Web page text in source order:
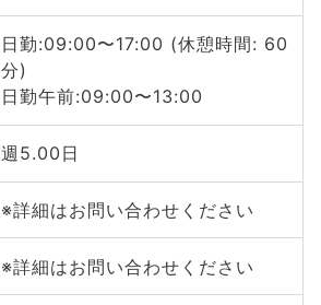
日勤:09:00〜17:00 (休憩時間: 60
分)
日勤午前:09:00〜13:00
週5.00日
※詳細はお問い合わせください
※詳細はお問い合わせください